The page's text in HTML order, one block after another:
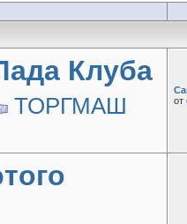
Клуба
ТОРГМАШ
от